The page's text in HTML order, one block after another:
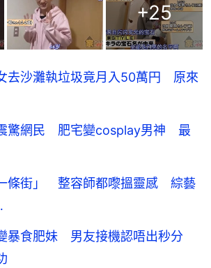
+25
去沙灘執垃圾竟月入50萬円 原來
驚網民 肥宅變cosplay男神 最
條街」 整容師都嚟搵靈感 綜藝
暴食肥妹 男友接機認唔出秒分